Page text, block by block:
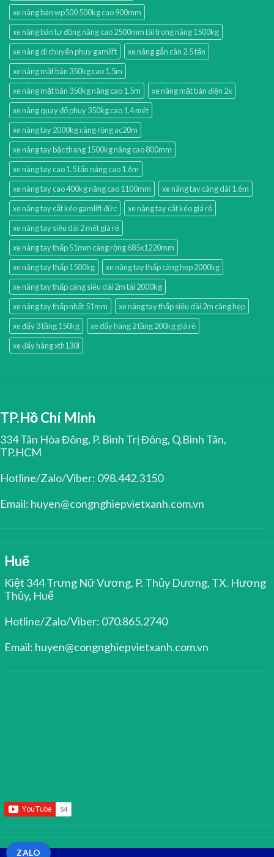
xe nâng bàn wp500 500kg cao 900mm
xe nâng bán tự động nâng cao 2500mm tải trọng nâng 1500kg
xe nâng di chuyển phuy gamlift
xe nâng gắn cân 2.5 tấn
xe nâng mặt bàn 350kg cao 1.5m
xe nâng mặt bàn 350kg nâng cao 1.5m
xe nâng mặt bàn điện 2x
xe nâng quay đổ phuy 350kg cao 1.4 mét
xe nâng tay 2000kg càng rộng ac20m
xe nâng tay bậc thang 1500kg nâng cao 800mm
xe nâng tay cao 1.5 tấn nâng cao 1.6m
xe nâng tay cao 400kg nâng cao 1100mm
xe nâng tay càng dài 1.6m
xe nâng tay cắt kéo gamlift đức
xe nâng tay cắt kéo giá rẻ
xe nâng tay siêu dài 2 mét giá rẻ
xe nâng tay thấp 51mm càng rộng 685x1220mm
xe nâng tay thấp 1500kg
xe nâng tay thấp càng hẹp 2000kg
xe nâng tay thấp càng siêu dài 2m tải 2000kg
xe nâng tay thấp nhất 51mm
xe nâng tay thấp siêu dài 2m càng hẹp
xe đẩy 3 tầng 150kg
xe đẩy hàng 2 tầng 200kg giá rẻ
xe đẩy hàng xth130l
TP.Hồ Chí Minh
334 Tân Hòa Đông, P. Bình Trị Đông, Q.Bình Tân,
TP.HCM
Hotline/Zalo/Viber: 098.442.3150
Email: huyen@congnghiepvietxanh.com.vn
Huế
Kiệt 344 Trưng Nữ Vương, P. Thủy Dương, TX. Hương
Thủy, Huế
Hotline/Zalo/Viber: 070.865.2740
Email: huyen@congnghiepvietxanh.com.vn
ZALO